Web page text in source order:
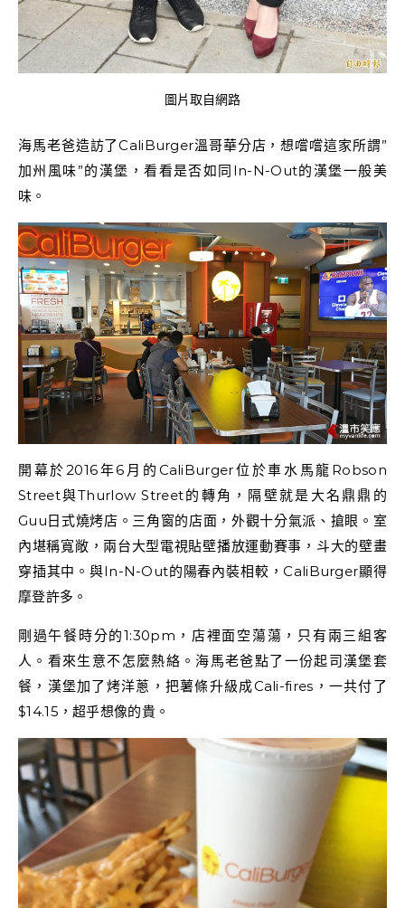
圖片取自網路
海馬老爸造訪了CaliBurger溫哥華分店，想嚐嚐這家所謂”
加州風味”的漢堡，看看是否如同In-N-Out的漢堡一般美
味。
開幕於2016年6月的CaliBurger位於車水馬龍Robson
Street與Thurlow Street的轉角，隔壁就是大名鼎鼎的
Guu日式燒烤店。三角窗的店面，外觀十分氣派、搶眼。室
內堪稱寬敞，兩台大型電視貼壁播放運動賽事，斗大的壁畫
穿插其中。與In-N-Out的陽春內裝相較，CaliBurger顯得
摩登許多。
剛過午餐時分的1:30pm，店裡面空蕩蕩，只有兩三組客
人。看來生意不怎麼熱絡。海馬老爸點了一份起司漢堡套
餐，漢堡加了烤洋蔥，把薯條升級成Cali-fires，一共付了
$14.15，超乎想像的貴。